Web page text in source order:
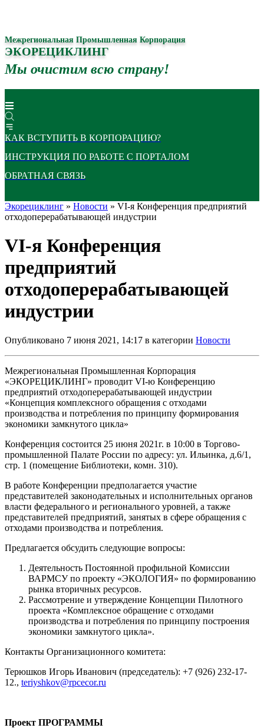
Межрегиональная Промышленная Корпорация
ЭКОРЕЦИКЛИНГ
Мы очистим всю страну!
КАК ВСТУПИТЬ В КОРПОРАЦИЮ?
ИНСТРУКЦИЯ ПО РАБОТЕ С ПОРТАЛОМ
ОБРАТНАЯ СВЯЗЬ
Экорециклинг » Новости » VI-я Конференция предприятий
отходоперерабатывающей индустрии
VI-я Конференция
предприятий
отходоперерабатывающей
индустрии
Опубликовано 7 июня 2021, 14:17 в категории Новости
Межрегиональная Промышленная Корпорация
«ЭКОРЕЦИКЛИНГ» проводит VI-ю Конференцию
предприятий отходоперерабатывающей индустрии
«Концепция комплексного обращения с отходами
производства и потребления по принципу формирования
экономики замкнутого цикла»
Конференция состоится 25 июня 2021г. в 10:00 в Торгово-
промышленной Палате России по адресу: ул. Ильинка, д.6/1,
стр. 1 (помещение Библиотеки, комн. 310).
В работе Конференции предполагается участие
представителей законодательных и исполнительных органов
власти федерального и регионального уровней, а также
представителей предприятий, занятых в сфере обращения с
отходами производства и потребления.
Предлагается обсудить следующие вопросы:
Деятельность Постоянной профильной Комиссии
ВАРМСУ по проекту «ЭКОЛОГИЯ» по формированию
рынка вторичных ресурсов.
Рассмотрение и утверждение Концепции Пилотного
проекта «Комплексное обращение с отходами
производства и потребления по принципу построения
экономики замкнутого цикла».
Контакты Организационного комитета:
Терюшков Игорь Иванович (председатель): +7 (926) 232-17-
12., teriyshkov@rpcecor.ru
Проект ПРОГРАММЫ